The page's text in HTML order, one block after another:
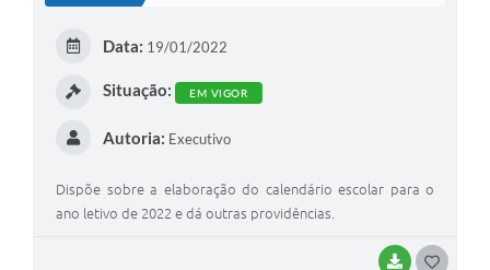
BAIXAR
Data: 19/01/2022
Situação: EM VIGOR
Autoria: Executivo
Dispõe sobre a elaboração do calendário escolar para o
ano letivo de 2022 e dá outras providências.